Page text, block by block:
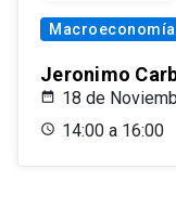
Macroeconomía
Jeronimo
18 de
14:00 a 16:00